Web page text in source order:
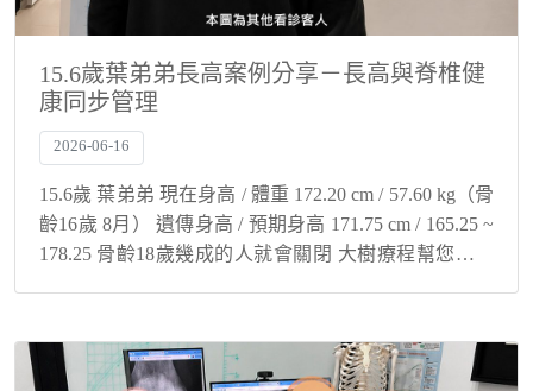
15.6歲葉弟弟長高案例分享－長高與脊椎健
康同步管理
2026-06-16
15.6歲 葉弟弟 現在身高 / 體重 172.20 cm / 57.60 kg（骨
齡16歲 8月） 遺傳身高 / 預期身高 171.75 cm / 165.25 ~
178.25 骨齡18歲幾成的人就會關閉 大樹療程幫您與孩